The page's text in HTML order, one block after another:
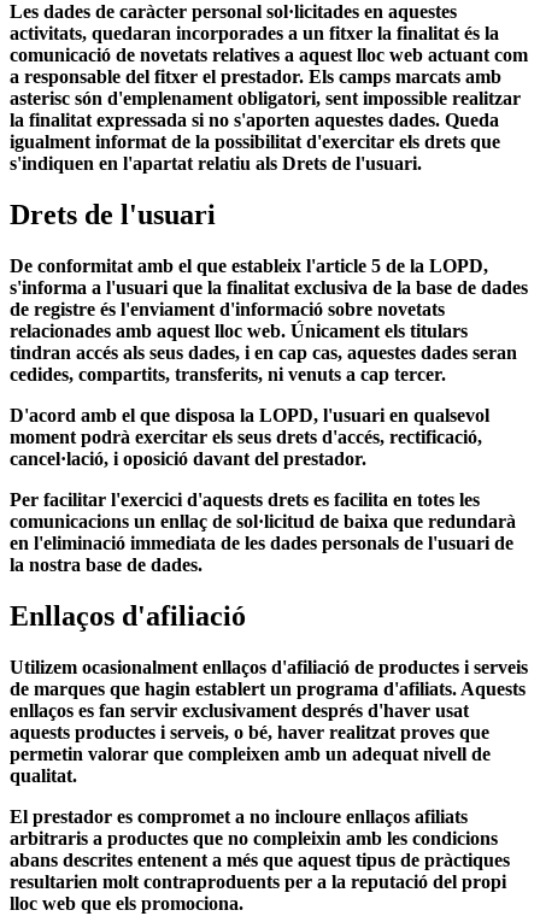
Les dades de caràcter personal sol·licitades en aquestes
activitats, quedaran incorporades a un fitxer la finalitat és la
comunicació de novetats relatives a aquest lloc web actuant com
a responsable del fitxer el prestador. Els camps marcats amb
asterisc són d'emplenament obligatori, sent impossible realitzar
la finalitat expressada si no s'aporten aquestes dades. Queda
igualment informat de la possibilitat d'exercitar els drets que
s'indiquen en l'apartat relatiu als Drets de l'usuari.
Drets de l'usuari
De conformitat amb el que estableix l'article 5 de la LOPD,
s'informa a l'usuari que la finalitat exclusiva de la base de dades
de registre és l'enviament d'informació sobre novetats
relacionades amb aquest lloc web. Únicament els titulars
tindran accés als seus dades, i en cap cas, aquestes dades seran
cedides, compartits, transferits, ni venuts a cap tercer.
D'acord amb el que disposa la LOPD, l'usuari en qualsevol
moment podrà exercitar els seus drets d'accés, rectificació,
cancel·lació, i oposició davant del prestador.
Per facilitar l'exercici d'aquests drets es facilita en totes les
comunicacions un enllaç de sol·licitud de baixa que redundarà
en l'eliminació immediata de les dades personals de l'usuari de
la nostra base de dades.
Enllaços d'afiliació
Utilizem ocasionalment enllaços d'afiliació de productes i serveis
de marques que hagin establert un programa d'afiliats. Aquests
enllaços es fan servir exclusivament després d'haver usat
aquests productes i serveis, o bé, haver realitzat proves que
permetin valorar que compleixen amb un adequat nivell de
qualitat.
El prestador es compromet a no incloure enllaços afiliats
arbitraris a productes que no compleixin amb les condicions
abans descrites entenent a més que aquest tipus de pràctiques
resultarien molt contraproduents per a la reputació del propi
lloc web que els promociona.